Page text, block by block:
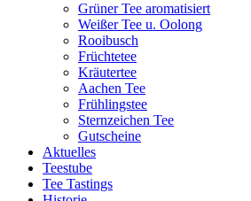
Grüner Tee aromatisiert
Weißer Tee u. Oolong
Rooibusch
Früchtetee
Kräutertee
Aachen Tee
Frühlingstee
Sternzeichen Tee
Gutscheine
Aktuelles
Teestube
Tee Tastings